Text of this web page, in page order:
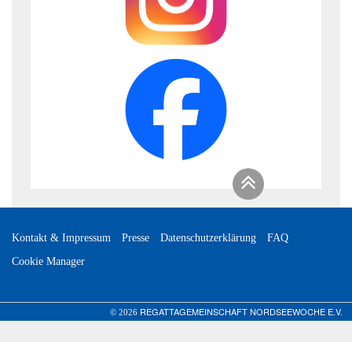
Kontakt & Impressum Presse Datenschutzerklärung
FAQ
Cookie Manager
© 2026 REGATTAGEMEINSCHAFT NORDSEEWOCHE E.V.